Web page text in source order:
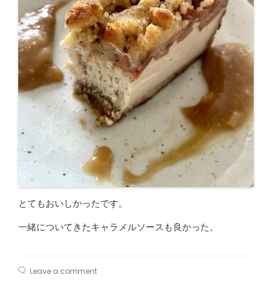
とてもおいしかったです。
一緒についてきたキャラメルソースも良かった。
Leave a comment